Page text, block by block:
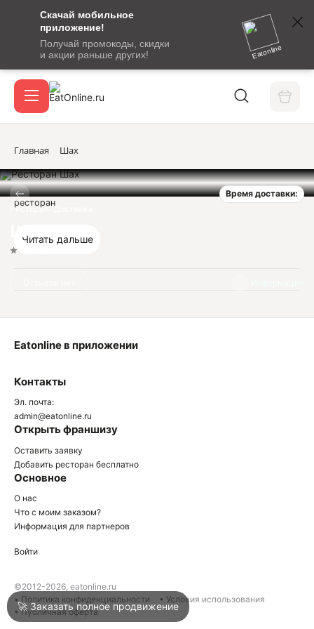
Скачай мобильное
приложение!
Получай промокоды, скидки
и акции раньше других!
Eatonline
сообщение
кодом
подтверждения
Вход / регистрация
Акции
Войти
Написать в техподдержку
Главная Шах
Время доставки:
Ресторан-Доставка
Шах
ресторан
Читать дальше
Контакты
Эл. почта:
admin@eatonline.ru
Открыть франшизу
Оставить заявку
Добавить ресторан бесплатно
Основное
О нас
Что с моим заказом?
Информация для партнеров
Eatonline в приложении
Войти
©2012-2026, eatonline.ru
• Политика конфиденциальности
• Условия использования
• Публичная оферта
🚀 Заказать полное продвижение